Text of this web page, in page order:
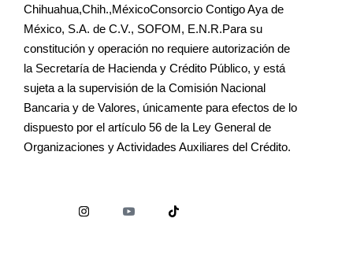
Chihuahua,Chih.,MéxicoConsorcio Contigo Aya de
México, S.A. de C.V., SOFOM, E.N.R.Para su
constitución y operación no requiere autorización de
la Secretaría de Hacienda y Crédito Público, y está
sujeta a la supervisión de la Comisión Nacional
Bancaria y de Valores, únicamente para efectos de lo
dispuesto por el artículo 56 de la Ley General de
Organizaciones y Actividades Auxiliares del Crédito.